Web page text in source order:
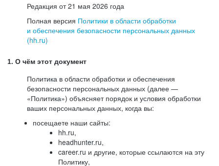
Редакция от 21 мая 2026 года
Полная версия Политики в области обработки
и обеспечения безопасности персональных данных
(hh.ru)
1. О чём этот документ
Политика в области обработки и обеспечения
безопасности персональных данных (далее —
«Политика») объясняет порядок и условия обработки
ваших персональных данных, когда вы:
посещаете наши сайты:
hh.ru,
headhunter.ru,
career.ru и другие, которые ссылаются на эту
Политику,